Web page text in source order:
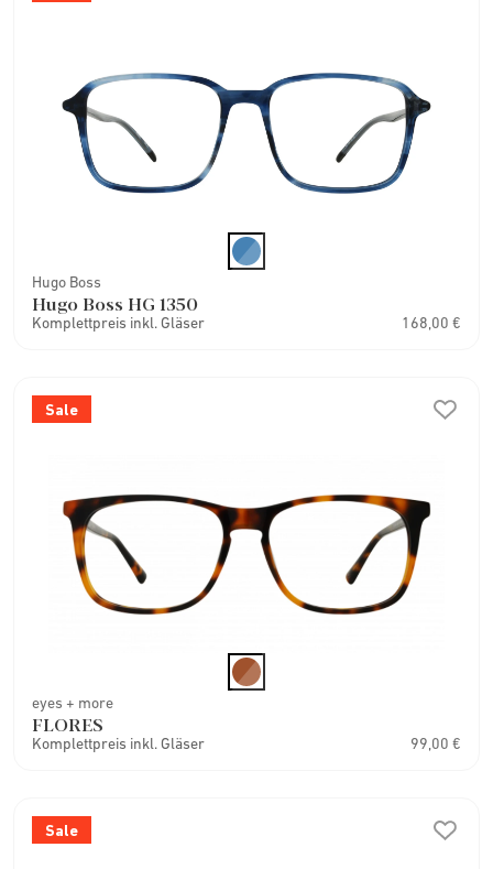
Hugo Boss
Hugo Boss HG 1350
Komplettpreis inkl. Gläser 168,00 €
Sale
eyes + more
FLORES
Komplettpreis inkl. Gläser 99,00 €
Sale